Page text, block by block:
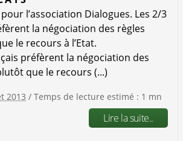
l’association Dialogues. Les 2/3
la négociation des règles
le recours à l’Etat.
préfèrent la négociation des
que le recours (...)
2013 / Temps de lecture estimé : 1 mn
Lire la suite..